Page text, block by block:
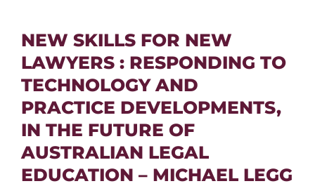
NEW SKILLS FOR NEW
LAWYERS : RESPONDING TO
TECHNOLOGY AND
PRACTICE DEVELOPMENTS,
IN THE FUTURE OF
AUSTRALIAN LEGAL
EDUCATION – MICHAEL LEGG